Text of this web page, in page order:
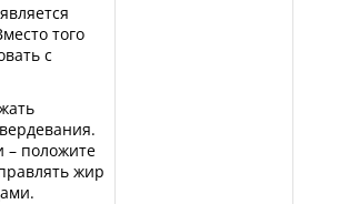
того
с
– положите
жир